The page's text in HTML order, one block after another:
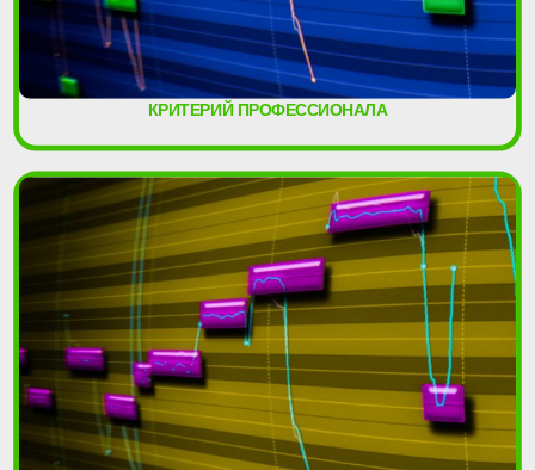
КРИТЕРИЙ ПРОФЕССИОНАЛА